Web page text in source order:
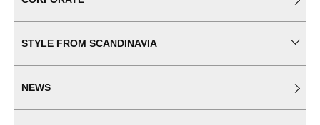
STYLE FROM SCANDINAVIA
NEWS